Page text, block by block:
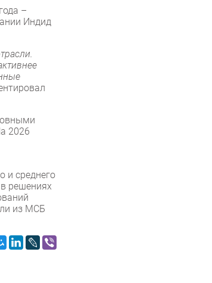
–
Индид
2026
и среднего
решениях
из МСБ